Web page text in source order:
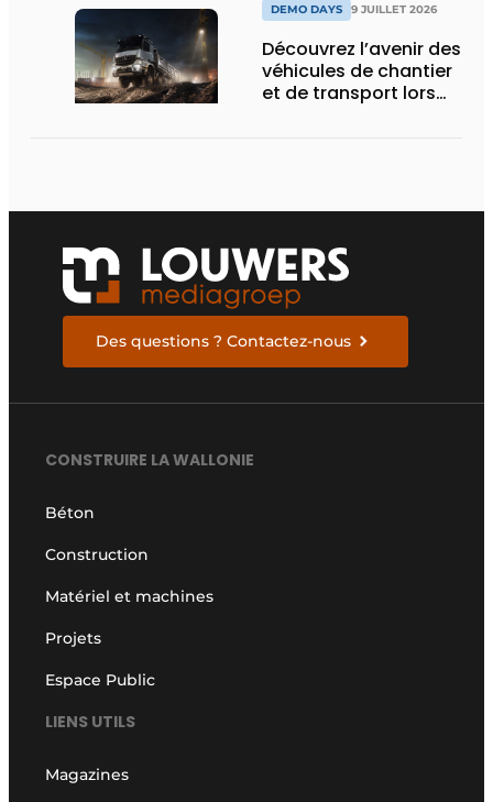
DEMO DAYS 9 JUILLET 2026
Découvrez l’avenir des
véhicules de chantier
et de transport lors
Des questions ? Contactez-nous
CONSTRUIRE LA WALLONIE
Béton
Construction
Matériel et machines
Projets
Espace Public
LIENS UTILS
Magazines